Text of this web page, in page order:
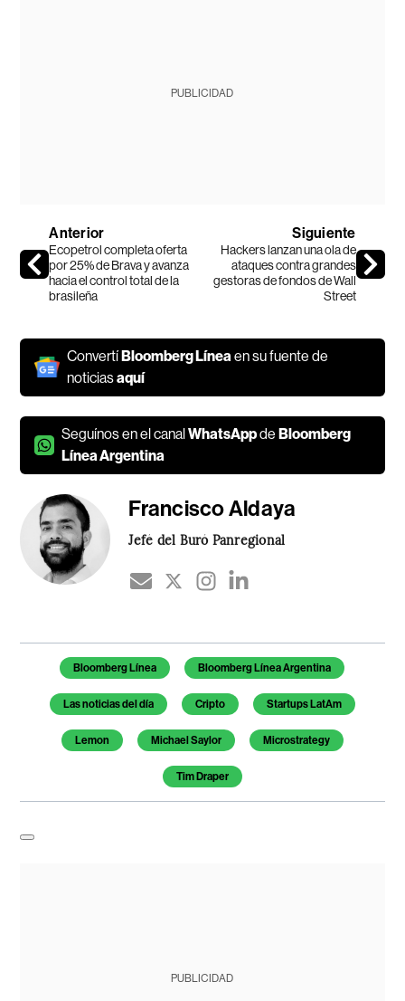
PUBLICIDAD
Anterior
Ecopetrol completa oferta
por 25% de Brava y avanza
hacia el control total de la
brasileña
Siguiente
Hackers lanzan una ola de
ataques contra grandes
gestoras de fondos de Wall
Street
ConvertíBloomberg Líneaen su fuente de
noticiasaquí
Seguínos en el canalWhatsAppdeBloomberg
Línea Argentina
Francisco Aldaya
Jefé del Buró Panregional
Temas de este artículo
Bloomberg Línea Bloomberg Línea Argentina
Las noticias del día Cripto Startups LatAm
Lemon Michael Saylor Microstrategy
Tim Draper
PUBLICIDAD